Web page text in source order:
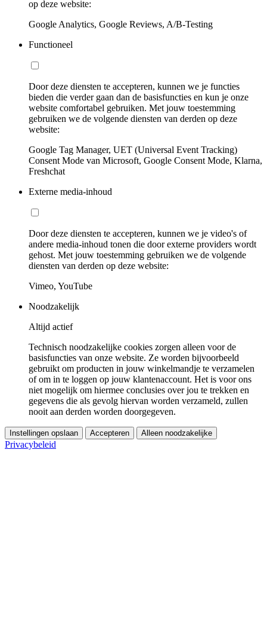
op deze website:
Google Analytics, Google Reviews, A/B-Testing
Functioneel
Door deze diensten te accepteren, kunnen we je functies
bieden die verder gaan dan de basisfuncties en kun je onze
website comfortabel gebruiken. Met jouw toestemming
gebruiken we de volgende diensten van derden op deze
website:
Google Tag Manager, UET (Universal Event Tracking)
Consent Mode van Microsoft, Google Consent Mode, Klarna,
Freshchat
Externe media-inhoud
Door deze diensten te accepteren, kunnen we je video's of
andere media-inhoud tonen die door externe providers wordt
gehost. Met jouw toestemming gebruiken we de volgende
diensten van derden op deze website:
Vimeo, YouTube
Noodzakelijk
Altijd actief
Technisch noodzakelijke cookies zorgen alleen voor de
basisfuncties van onze website. Ze worden bijvoorbeeld
gebruikt om producten in jouw winkelmandje te verzamelen
of om in te loggen op jouw klantenaccount. Het is voor ons
niet mogelijk om hiermee conclusies over jou te trekken en
gegevens die als gevolg hiervan worden verzameld, zullen
nooit aan derden worden doorgegeven.
Instellingen opslaan Accepteren Alleen noodzakelijke
Privacybeleid